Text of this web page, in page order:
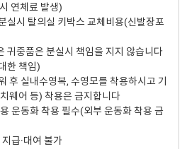
연체료 발생)
실시 탈의실 키박스 교체비용(신발장포
귀중품은 분실시 책임을 지지 않습니다
한 책임)
후 실내수영복, 수영모를 착용하시고 기
웨어 등) 착용은 금지합니다
운동화 착용 필수(외부 운동화 착용 금
급·대여 불가